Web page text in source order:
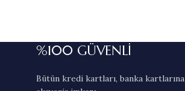
%100 GÜVENLİ
Bütün kredi kartları, banka kartlarına